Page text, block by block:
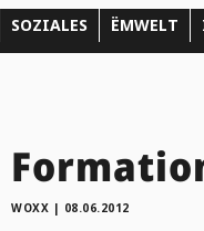
SOZIALES ËMWELT
WOXX | 08.06.2012